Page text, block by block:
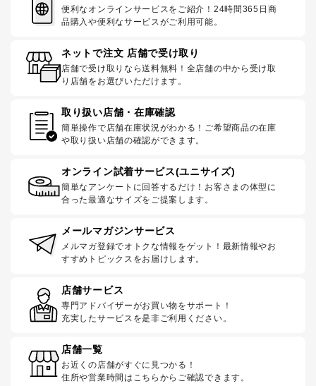
便利なオンラインサービスをご紹介！24時間365日商
品購入や便利なサービスがご利用可能。
ネットで注文 店舗で受け取り
店舗で受け取りなら送料無料！全店舗の中から受け取
り店舗をお選びいただけます。
取り扱い店舗・在庫確認
簡単操作で店舗在庫状況がわかる！ご希望商品の在庫
や取り扱い店舗の確認ができます。
オンライン試着サービス(ユニサイズ)
簡単なアンケートに回答するだけ！お客さまの体型に
合った最適なサイズをご提案します。
メールマガジンサービス
メルマガ登録でオトクな情報をゲット！最新情報やお
すすめトピックスをお届けします。
店舗サービス
専門アドバイザーがお買い物をサポート！
充実したサービスを是非ご利用ください。
店舗一覧
お近くの店舗がすぐに見つかる！
住所や営業時間はこちらからご確認できます。